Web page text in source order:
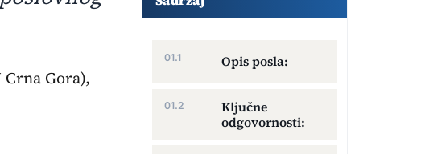
Opis posla:
Ključne
odgovornosti: